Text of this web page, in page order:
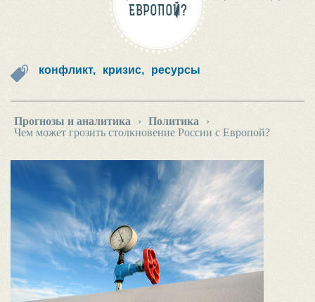
ЕВРОПОЙ?
конфликт, кризис, ресурсы
Прогнозы и аналитика › Политика
›
Чем может грозить столкновение России с Европой?